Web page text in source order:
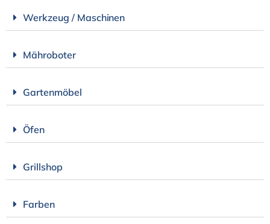
Werkzeug / Maschinen
Mähroboter
Gartenmöbel
Öfen
Grillshop
Farben